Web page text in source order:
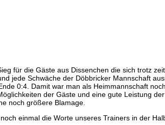
für die Gäste aus Dissenchen die sich trotz
jede Schwäche der Döbbricker Mannschaft
0:4. Damit war man als Heimmannschaft
der Gäste und eine gute Leistung
noch größere Blamage.
einmal die Worte unseres Trainers in der